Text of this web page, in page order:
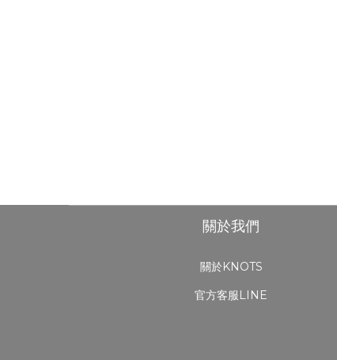
關於我們
關於KNOTS
官方客服LINE